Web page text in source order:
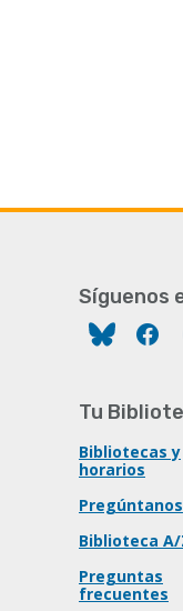
Síguenos
Tu
Bibliotecas y
horarios
Pregúntanos
Biblioteca A/
Preguntas
frecuentes